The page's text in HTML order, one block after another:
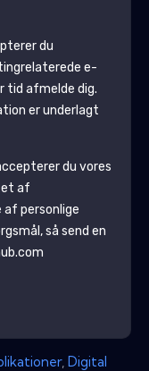
du
e-
tid afmelde dig.
er underlagt
du vores
af
personlige
så send en
, Digital